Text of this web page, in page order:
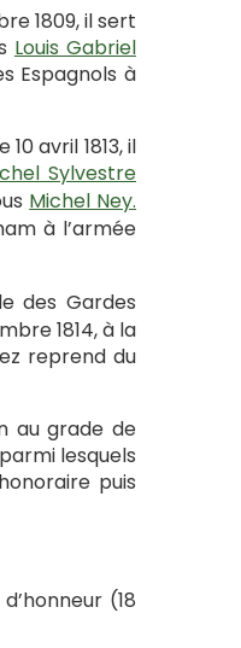
1809, il sert
Louis Gabriel
Espagnols à
avril 1813, il
Sylvestre
Michel Ney.
à l’armée
des Gardes
1814, à la
reprend du
au grade de
lesquels
puis
(18